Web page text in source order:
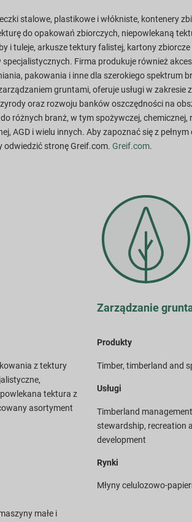
stalowe, plastikowe i włókniste, kontenery
do opakowań zbiorczych, niepowlekaną
i tuleje, arkusze tektury falistej, kartony
Firma produkuje również
pakowania i inne dla szerokiego spektrum
gruntami, oferuje usługi w zakresie
oraz rozwoju banków oszczędności na
różnych branż, w tym spożywczej, chemicznej,
AGD i wielu innych. Aby zapoznać się z
odwiedzić stronę Greif.com. Greif.com.
z tektury
tektura z
asortyment
małe i
Zarządzanie
Produkty
Timber, timberland and
Usługi
Timberland
stewardship, recreation
development
Rynki
Młyny celulozowo-